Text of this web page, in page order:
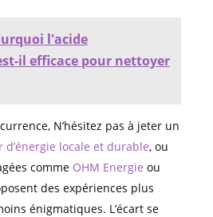
l'acide
il efficace pour nettoyer
N’hésitez pas à jeter un
d’énergie locale et durable, ou
comme OHM Energie ou
des expériences plus
énigmatiques. L’écart se